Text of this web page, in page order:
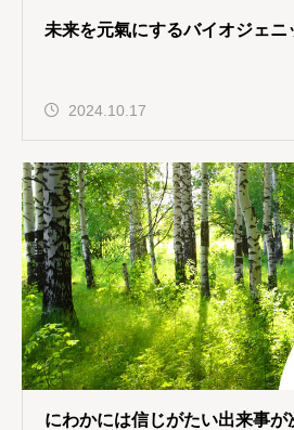
未来を元氣にするバイオジェニ
2024.10.17
にわかには信じがたい出来事が